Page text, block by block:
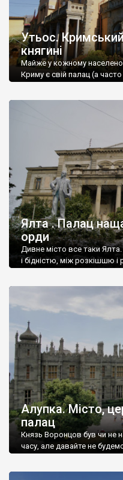
Утьос.
княгині
Майже у кожному
Криму є свій палац (а часто
Ялта . Палац
орди
Дивне місто все таки
і бідністю, між розкішшю і
Алупка. Місто,
палац
Князь Воронцов був чи не
часу, але давайте не